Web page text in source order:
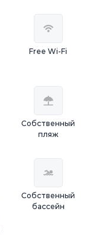
Free Wi-Fi
Собственный
пляж
Собственный
бассейн